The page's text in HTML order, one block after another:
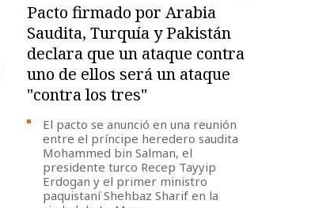
Pacto firmado por Arabia
Saudita, Turquía y Pakistán
declara que un ataque contra
uno de ellos será un ataque
"contra los tres"
El pacto se anunció en una reunión
entre el príncipe heredero saudita
Mohammed bin Salman, el
presidente turco Recep Tayyip
Erdogan y el primer ministro
paquistaní Shehbaz Sharif en la